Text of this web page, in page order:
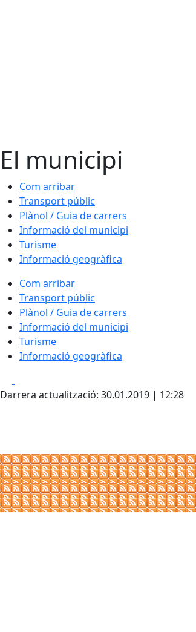
El municipi
Com arribar
Transport públic
Plànol / Guia de carrers
Informació del municipi
Turisme
Informació geogràfica
Com arribar
Transport públic
Plànol / Guia de carrers
Informació del municipi
Turisme
Informació geogràfica
Darrera actualització: 30.01.2019 | 12:28